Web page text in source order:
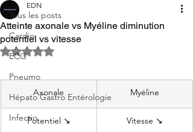
Tous les posts
Cardio
ECG
Pneumo
Hépato Gastro Entérologie
Infectio
Atteinte axonale vs Myéline diminution
potentiel vs vitesse
EDN
Noté NaN étoiles sur 5.
Axonale ​Myéline
Potentiel ↘ Vitesse ↘